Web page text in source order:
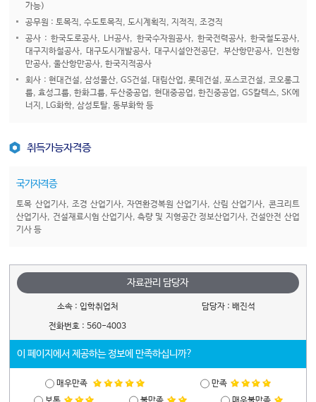
가능)
공무원 : 토목직, 수도토목직, 도시계획직, 지적직, 조경직
공사 : 한국도로공사, LH공사, 한국수자원공사, 한국전력공사, 한국철도공사,
대구지하철공사, 대구도시개발공사, 대구시설안전공단, 부산항만공사, 인천항
만공사, 울산항만공사, 한국지적공사
회사 : 현대건설, 삼성물산, GS건설, 대림산업, 롯데건설, 포스코건설, 코오롱그
룹, 효성그룹, 한화그룹, 두산중공업, 현대중공업, 한진중공업, GS칼텍스, SK에
너지, LG화학, 삼성토탈, 동부화학 등
취득가능자격증
국가자격증
토목 산업기사, 조경 산업기사, 자연환경복원 산업기사, 산림 산업기사, 콘크리트
산업기사, 건설재료시험 산업기사, 측량 및 지형공간 정보산업기사, 건설안전 산업
기사 등
자료관리 담당자
소속 : 입학취업처 담당자 : 배진석
전화번호 :560-4003
이 페이지에서 제공하는 정보에 만족하십니까?
매우만족
만족